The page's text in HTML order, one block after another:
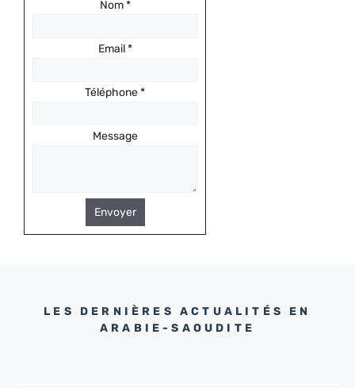
Nom*
Email*
Téléphone*
Message
Envoyer
LES DERNIÈRES ACTUALITÉS EN
ARABIE-SAOUDITE